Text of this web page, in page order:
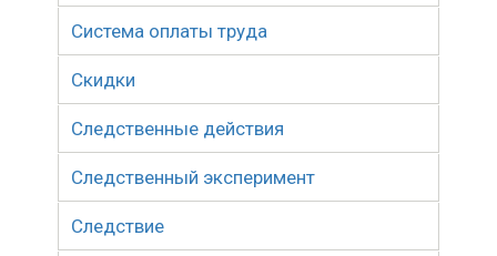
Система оплаты труда
Скидки
Следственные действия
Следственный эксперимент
Следствие